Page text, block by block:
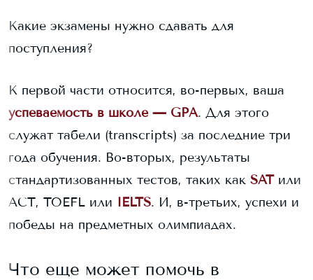
Какие экзамены нужно сдавать для
поступления?
К первой части относится, во-первых, ваша
успеваемость в школе — GPA. Для этого
служат табели (transcripts) за последние три
года обучения. Во-вторых, результаты
стандартизованных тестов, таких как SAT или
ACT, TOEFL или IELTS. И, в-третьих, успехи и
победы на предметных олимпиадах.
Что еще может помочь в